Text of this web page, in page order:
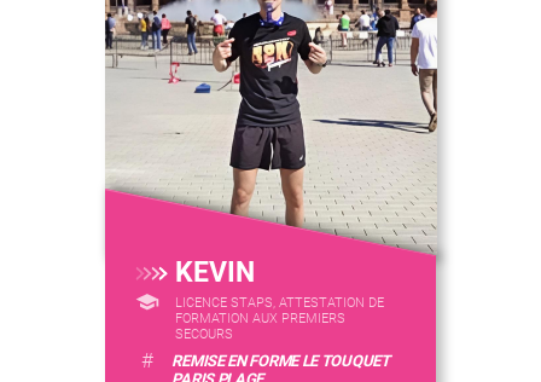
KEVIN
LICENCE STAPS, ATTESTATION DE
FORMATION AUX PREMIERS
SECOURS
#
REMISE EN FORME LE TOUQUET